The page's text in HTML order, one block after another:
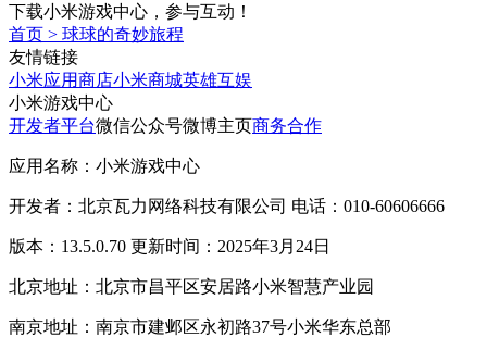
下载小米游戏中心，参与互动！
首页 > 球球的奇妙旅程
友情链接
小米应用商店小米商城英雄互娱
小米游戏中心
开发者平台微信公众号微博主页商务合作
应用名称：小米游戏中心
开发者：北京瓦力网络科技有限公司 电话：010-60606666
版本：13.5.0.70 更新时间：2025年3月24日
北京地址：北京市昌平区安居路小米智慧产业园
南京地址：南京市建邺区永初路37号小米华东总部